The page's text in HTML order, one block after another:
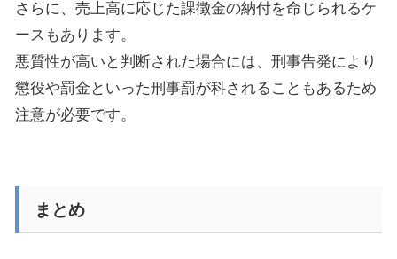
さらに、売上高に応じた課徴金の納付を命じられるケ
ースもあります。
悪質性が高いと判断された場合には、刑事告発により
懲役や罰金といった刑事罰が科されることもあるため
注意が必要です。
まとめ